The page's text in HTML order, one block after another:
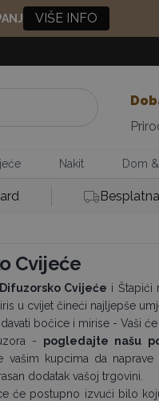
VIŠE INFO
Nakit Dom
Cvijeće
Cvijeće i Štapići
u cvijet čineći najljepše
bočice i mirise - Vaši
- pogledajte našu
vašim kupcima da
dodatak vašoj trgovini.
će postupno izvući bilo